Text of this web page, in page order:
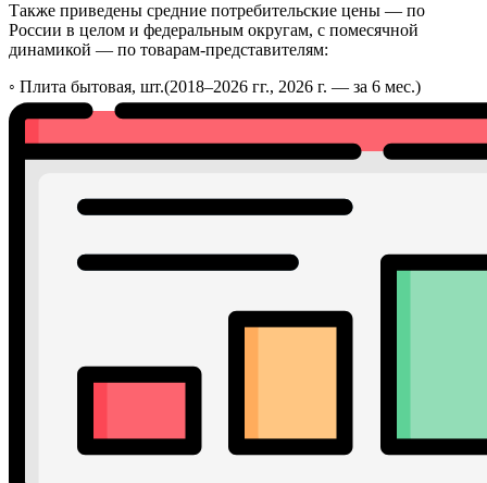
Также приведены средние потребительские цены — по
России в целом и федеральным округам, с помесячной
динамикой — по товарам-представителям:
◦ Плита бытовая, шт.(2018–2026 гг., 2026 г. — за 6 мес.)